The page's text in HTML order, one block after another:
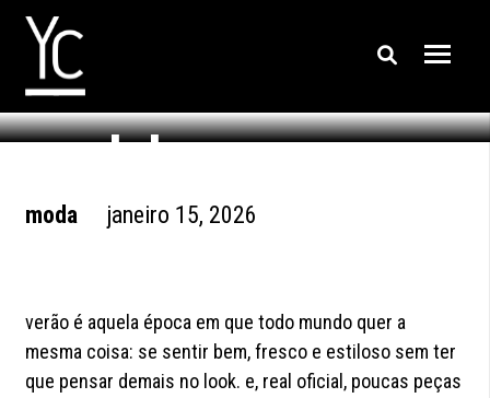
camisas leves
masculinas: 5
modelos pra usar no
verão
moda janeiro 15, 2026
verão é aquela época em que todo mundo quer a
mesma coisa: se sentir bem, fresco e estiloso sem ter
que pensar demais no look. e, real oficial, poucas peças